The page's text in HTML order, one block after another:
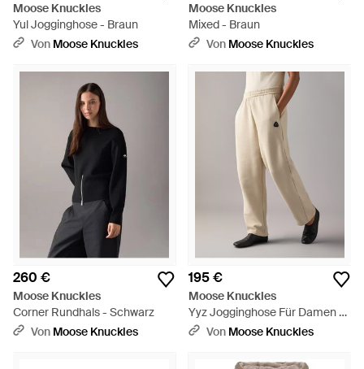
Moose Knuckles
Yul Jogginghose - Braun
Von Moose Knuckles
Moose Knuckles
Mixed - Braun
Von Moose Knuckles
260 €
Moose Knuckles
Corner Rundhals - Schwarz
Von Moose Knuckles
195 €
Moose Knuckles
Yyz Jogginghose Für Damen -
Natur
Von Moose Knuckles